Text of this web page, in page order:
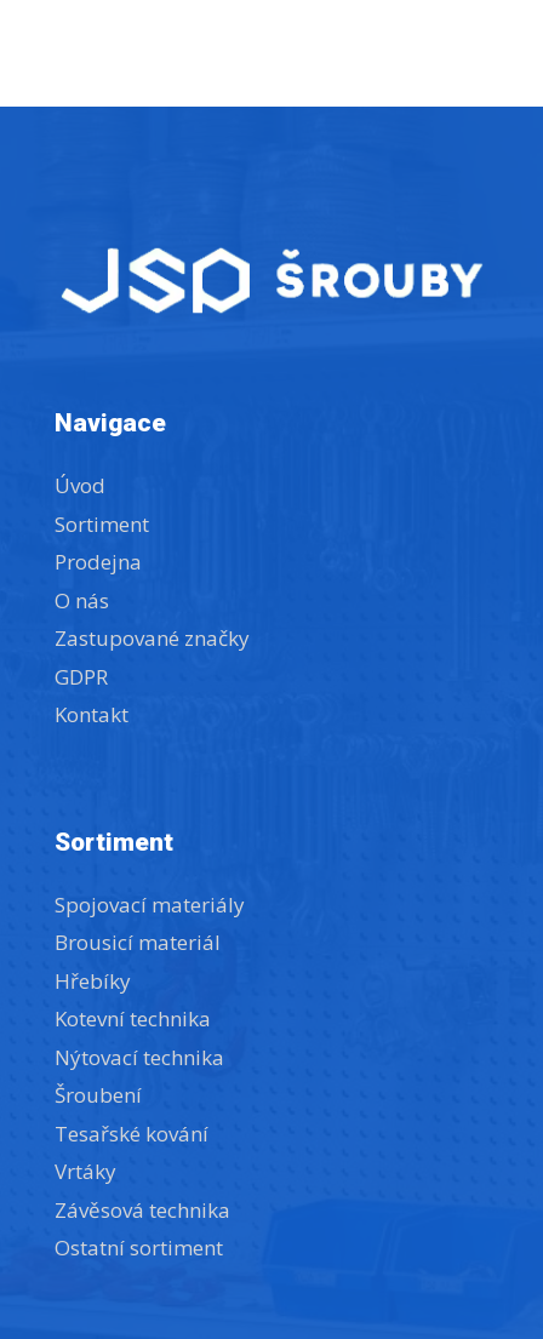
Navigace
Úvod
Sortiment
Prodejna
O nás
Zastupované značky
GDPR
Kontakt
Sortiment
Spojovací materiály
Brousicí materiál
Hřebíky
Kotevní technika
Nýtovací technika
Šroubení
Tesařské kování
Vrtáky
Závěsová technika
Ostatní sortiment